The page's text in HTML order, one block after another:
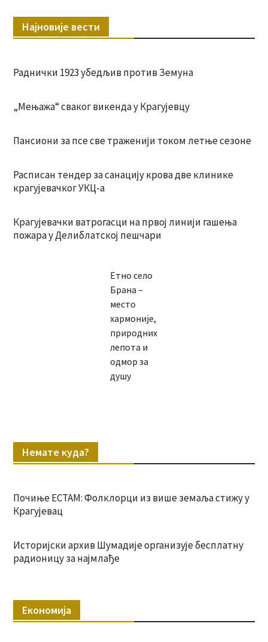
Најновије вести
Раднички 1923 убедљив против Земуна
„Мењажа“ сваког викенда у Крагујевцу
Пансиони за псе све траженији током летње сезоне
Расписан тендер за санацију крова две клинике
крагујевачког УКЦ-а
Крагујевачки ватрогасци на првој линији гашења
пожара у Делиблатској пешчари
Етно село
Брана –
место
хармоније,
природних
лепота и
одмор за
душу
Немате куда?
Почиње ЕСТАМ: Фолклорци из више земаља стижу у
Крагујевац
Историјски архив Шумадије организује бесплатну
радионицу за најмлађе
Економија